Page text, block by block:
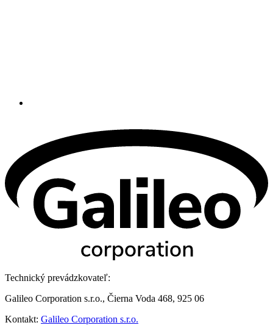
Technický prevádzkovateľ:
Galileo Corporation s.r.o., Čierna Voda 468, 925 06
Kontakt: Galileo Corporation s.r.o.